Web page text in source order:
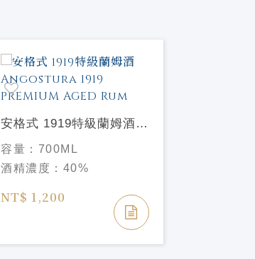
安格式 1919特級蘭姆酒
Angostura 1919
PREMIUM AGED Rum
容量： 700ML
酒精濃度： 40%
NT$ 1,200